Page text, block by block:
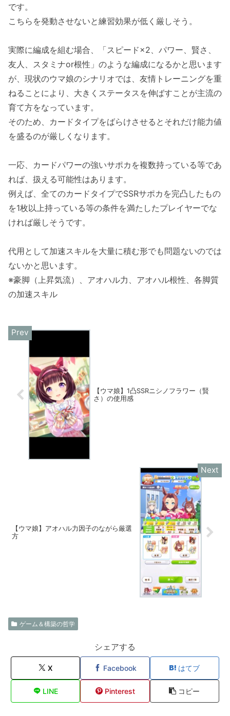
です。
こちらを発動させないと練習効果が低く厳しそう。
実際に編成を組む場合、「スピード×2、パワー、賢さ、
友人、スタミナor根性」のような編成になるかと思います
が、現状のウマ娘のシナリオでは、友情トレーニングを重
ねることにより、大きくステータスを伸ばすことが主流の
育て方をなっています。
そのため、カードタイプをばらけさせるとそれだけ能力値
を盛るのが厳しくなります。
一応、カードパワーの強いサポカを複数持っている等であ
れば、扱える可能性はあります。
例えば、全てのカードタイプでSSRサポカを完凸したもの
を1枚以上持っている等の条件を満たしたプレイヤーでな
ければ厳しそうです。
代用として加速スキルを大量に積む形でも問題ないのでは
ないかと思います。
※豪脚（上昇気流）、アオハル力、アオハル根性、各脚質
の加速スキル
【ウマ娘】1凸SSRニシノフラワー（賢
さ）の使用感
【ウマ娘】アオハル力因子のながら厳選
方
ゲーム＆構築の哲学
シェアする
X Facebook はてブ
LINE Pinterest コピー